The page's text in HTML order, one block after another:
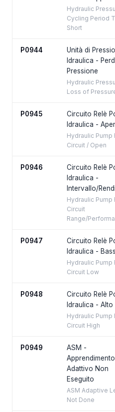
Hydraulic
Cycling Period
Short
P0944
Unità di
Idraulica -
Pressione
Hydraulic
Loss of
P0945
Circuito Relè
Idraulica -
Hydraulic Pump
Circuit / Open
P0946
Circuito Relè
Idraulica -
Intervallo/
Hydraulic Pump
Circuit
Range/
P0947
Circuito Relè
Idraulica -
Hydraulic Pump
Circuit Low
P0948
Circuito Relè
Idraulica - Alto
Hydraulic Pump
Circuit High
P0949
ASM -
Apprendimento
Adattivo Non
Eseguito
ASM Adaptive
Not Done